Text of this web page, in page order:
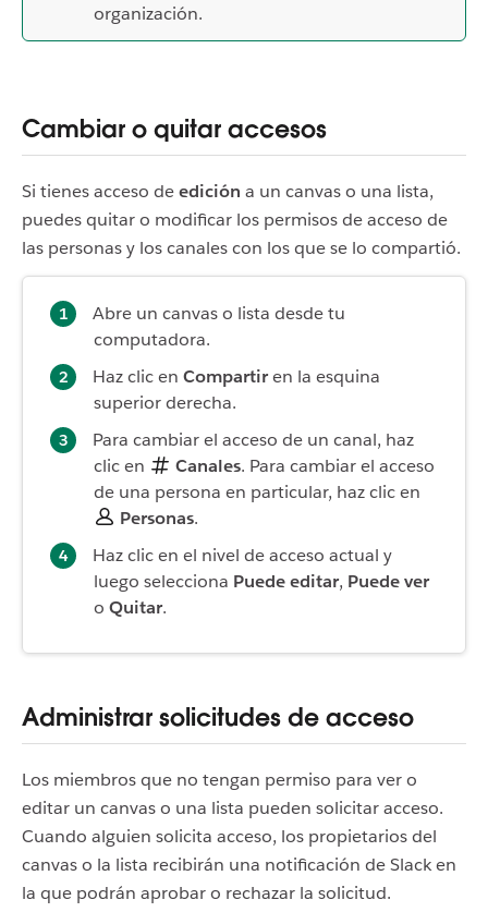
organización.
Cambiar o quitar accesos
Si tienes acceso deedición a un canvas o una lista,
puedes quitar o modificar los permisos de acceso de
las personas y los canales con los que se lo compartió.
Abre un canvas o lista desde tu
computadora.
Haz clic en Compartiren la esquina
superior derecha.
Para cambiar el acceso de un canal, haz
clic en
Canales. Para cambiar el acceso
de una persona en particular, haz clic en
Personas.
Haz clic en el nivel de acceso actual y
luego selecciona Puede editar, Puede ver
o Quitar.
Administrar solicitudes de acceso
Los miembros que no tengan permiso para ver o
editar un canvas o una lista pueden solicitar acceso.
Cuando alguien solicita acceso, los propietarios del
canvas o la lista recibirán una notificación de Slack en
la que podrán aprobar o rechazar la solicitud.